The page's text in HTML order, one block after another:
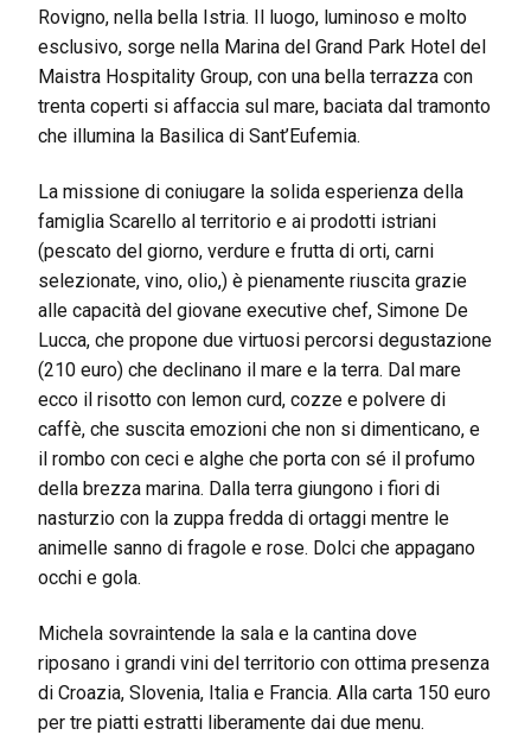
Rovigno, nella bella Istria. Il luogo, luminoso e molto
esclusivo, sorge nella Marina del Grand Park Hotel del
Maistra Hospitality Group, con una bella terrazza con
trenta coperti si affaccia sul mare, baciata dal tramonto
che illumina la Basilica di Sant’Eufemia.
La missione di coniugare la solida esperienza della
famiglia Scarello al territorio e ai prodotti istriani
(pescato del giorno, verdure e frutta di orti, carni
selezionate, vino, olio,) è pienamente riuscita grazie
alle capacità del giovane executive chef, Simone De
Lucca, che propone due virtuosi percorsi degustazione
(210 euro) che declinano il mare e la terra. Dal mare
ecco il risotto con lemon curd, cozze e polvere di
caffè, che suscita emozioni che non si dimenticano, e
il rombo con ceci e alghe che porta con sé il profumo
della brezza marina. Dalla terra giungono i fiori di
nasturzio con la zuppa fredda di ortaggi mentre le
animelle sanno di fragole e rose. Dolci che appagano
occhi e gola.
Michela sovraintende la sala e la cantina dove
riposano i grandi vini del territorio con ottima presenza
di Croazia, Slovenia, Italia e Francia. Alla carta 150 euro
per tre piatti estratti liberamente dai due menu.